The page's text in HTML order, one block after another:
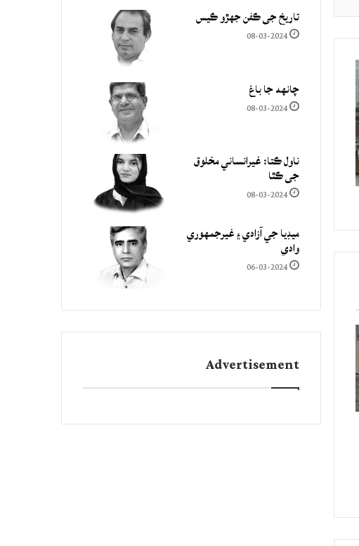
تاريخ جي ڪفن جھڙو ڪيس
08-03-2024
چانهه جا باغ
08-03-2024
ناول ڪتا: غيرانساني مخلوق
جي ڪٿا
08-03-2024
ميڊيا جي آزادي ۽ غيرجمھوري
وادي
06-03-2024
Advertisement